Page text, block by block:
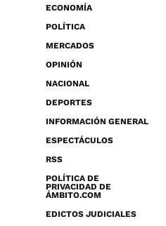
ECONOMÍA
POLÍTICA
MERCADOS
OPINIÓN
NACIONAL
DEPORTES
INFORMACIÓN GENERAL
ESPECTÁCULOS
RSS
POLÍTICA DE
PRIVACIDAD DE
ÁMBITO.COM
EDICTOS JUDICIALES